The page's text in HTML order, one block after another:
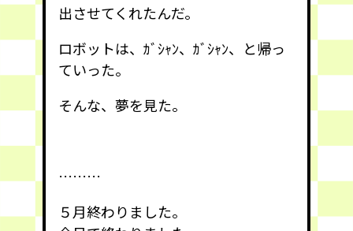
出させてくれたんだ。
ロボットは、ｶﾞｼｬﾝ、ｶﾞｼｬﾝ、と帰っ
ていった。
そんな、夢を見た。
………
５月終わりました。